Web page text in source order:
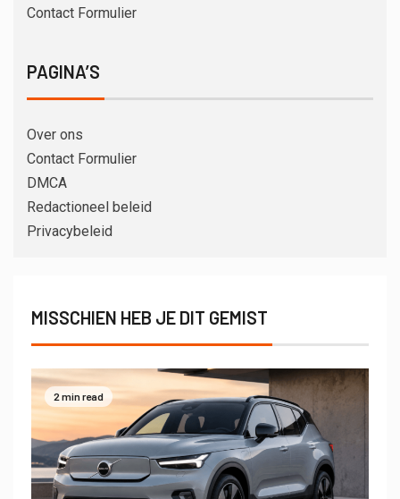
Contact Formulier
PAGINA’S
Over ons
Contact Formulier
DMCA
Redactioneel beleid
Privacybeleid
MISSCHIEN HEB JE DIT GEMIST
2 min read